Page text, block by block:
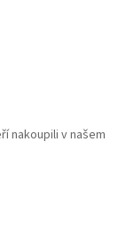
nakoupili v našem